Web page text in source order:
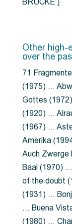
BRÜCKE”]
Other high-
over the
71
(1975) …
Gottes
(1920) …
(1967) …
Amerika
Auch Zwerge
Baal (1970)
of the doubt
(1931) …
… Buena
(1980) …